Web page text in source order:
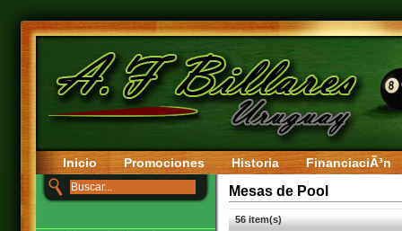
Inicio Promociones Historia FinanciaciÃ³n
Mesas de Pool
56 item(s)